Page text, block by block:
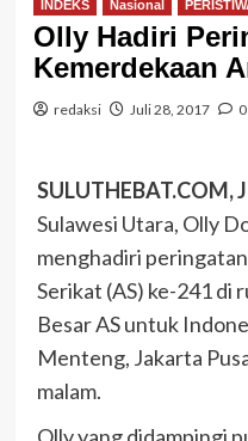
INDEKS Nasional
Olly Hadiri
Kemerdekaan
redaksi Juli 28, 2017 0
SULUTHEBAT.COM,
Sulawesi Utara, Olly
menghadiri
Serikat (AS) ke-241 di
Besar AS untuk
Menteng, Jakarta
malam.